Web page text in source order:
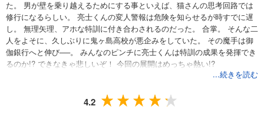
た。 男が壁を乗り越えるためにする事といえば、猫さんの思考回路では
修行になるらしい。 亮士くんの変人警報は危険を知らせるが時すでに遅
し。 無理矢理、アホな特訓に付き合わされるのだった。 合掌。 そんな二
人をよそに、久しぶりに鬼ヶ島高校が悪企みをしていた。 その魔手は御
伽銀行へと伸び──。 みんなのピンチに亮士くんは特訓の成果を発揮でき
るのか!? できなきゃ悲しいぞ！ 今回の展開はめっちゃ熱い!?
...続きを読む
4.2